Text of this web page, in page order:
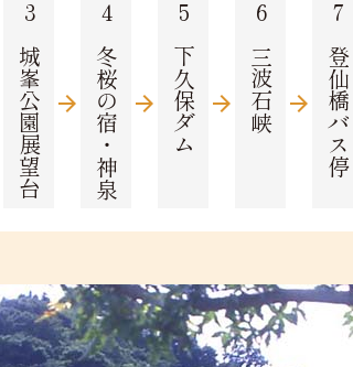
3 城峯公園展望台 arrow_forward 4 冬桜の宿・神泉 arrow_forward 5 下久保ダム arrow_forward 6 三波石峡 arrow_forward 7 登仙橋バス停